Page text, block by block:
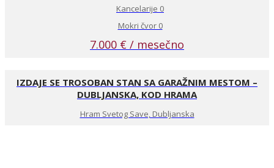
Kancelarije 0
Mokri čvor 0
7.000 € / mesečno
IZDAJE SE TROSOBAN STAN SA GARAŽNIM MESTOM –
DUBLJANSKA, KOD HRAMA
Hram Svetog Save, Dubljanska